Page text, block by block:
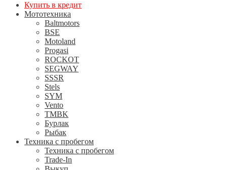
Купить в кредит
Мототехника
Baltmotors
BSE
Motoland
Progasi
ROCKOT
SEGWAY
SSSR
Stels
SYM
Vento
TMBK
Бурлак
Рыбак
Техника с пробегом
Техника с пробегом
Trade-In